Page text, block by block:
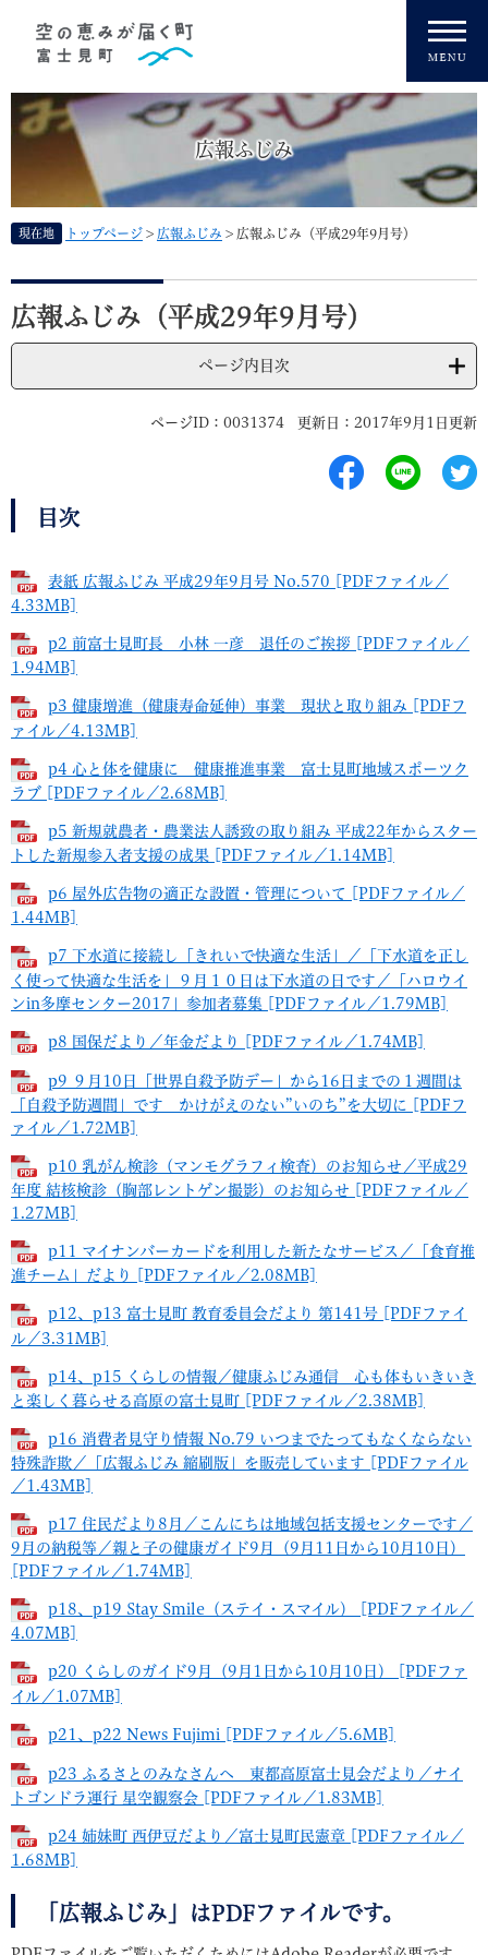
広報ふじみ
現在地 トップページ > 広報ふじみ > 広報ふじみ（平成29年9月号）
本
文
広報ふじみ（平成29年9月号）
ページ内目次
ページID：0031374 更新日：2017年9月1日更新
目次
表紙 広報ふじみ 平成29年9月号 No.570 [PDFファイル／
4.33MB]
p2 前富士見町長 小林 一彦 退任のご挨拶 [PDFファイル／
1.94MB]
p3 健康増進（健康寿命延伸）事業 現状と取り組み [PDFフ
ァイル／4.13MB]
p4 心と体を健康に 健康推進事業 富士見町地域スポーツク
ラブ [PDFファイル／2.68MB]
p5 新規就農者・農業法人誘致の取り組み 平成22年からスター
トした新規参入者支援の成果 [PDFファイル／1.14MB]
p6 屋外広告物の適正な設置・管理について [PDFファイル／
1.44MB]
p7 下水道に接続し「きれいで快適な生活」／「下水道を正し
く使って快適な生活を」９月１０日は下水道の日です／「ハロウイ
ンin多摩センター2017」参加者募集 [PDFファイル／1.79MB]
p8 国保だより／年金だより [PDFファイル／1.74MB]
p9 ９月10日「世界自殺予防デー」から16日までの１週間は
「自殺予防週間」です かけがえのない”いのち”を大切に [PDFフ
ァイル／1.72MB]
p10 乳がん検診（マンモグラフィ検査）のお知らせ／平成29
年度 結核検診（胸部レントゲン撮影）のお知らせ [PDFファイル／
1.27MB]
p11 マイナンバーカードを利用した新たなサービス／「食育推
進チーム」だより [PDFファイル／2.08MB]
p12、p13 富士見町 教育委員会だより 第141号 [PDFファイ
ル／3.31MB]
p14、p15 くらしの情報／健康ふじみ通信 心も体もいきいき
と楽しく暮らせる高原の富士見町 [PDFファイル／2.38MB]
p16 消費者見守り情報 No.79 いつまでたってもなくならない
特殊詐欺／「広報ふじみ 縮刷版」を販売しています [PDFファイル
／1.43MB]
p17 住民だより8月／こんにちは地域包括支援センターです／
9月の納税等／親と子の健康ガイド9月（9月11日から10月10日）
[PDFファイル／1.74MB]
p18、p19 Stay Smile（ステイ・スマイル） [PDFファイル／
4.07MB]
p20 くらしのガイド9月（9月1日から10月10日） [PDFファ
イル／1.07MB]
p21、p22 News Fujimi [PDFファイル／5.6MB]
p23 ふるさとのみなさんへ 東都高原富士見会だより／ナイ
トゴンドラ運行 星空観察会 [PDFファイル／1.83MB]
p24 姉妹町 西伊豆だより／富士見町民憲章 [PDFファイル／
1.68MB]
「広報ふじみ」はPDFファイルです。